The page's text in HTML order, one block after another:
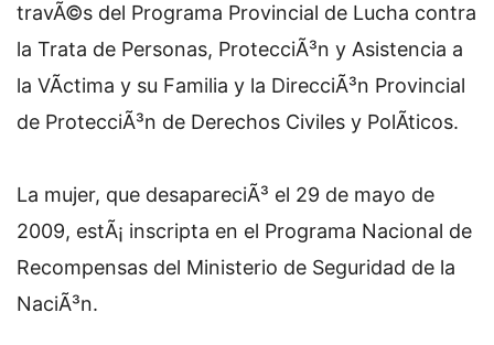
travÃ©s del Programa Provincial de Lucha contra
la Trata de Personas, ProtecciÃ³n y Asistencia a
la VÃ­ctima y su Familia y la DirecciÃ³n Provincial
de ProtecciÃ³n de Derechos Civiles y PolÃ­ticos.
La mujer, que desapareciÃ³ el 29 de mayo de
2009, estÃ¡ inscripta en el Programa Nacional de
Recompensas del Ministerio de Seguridad de la
NaciÃ³n.